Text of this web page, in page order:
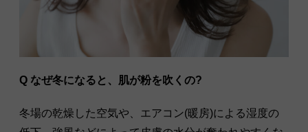
Q なぜ冬になると、肌が粉を吹くの?
冬場の乾燥した空気や、エアコン(暖房)による湿度の